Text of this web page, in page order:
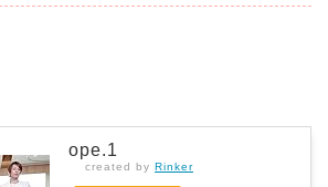
ope.1
created by Rinker